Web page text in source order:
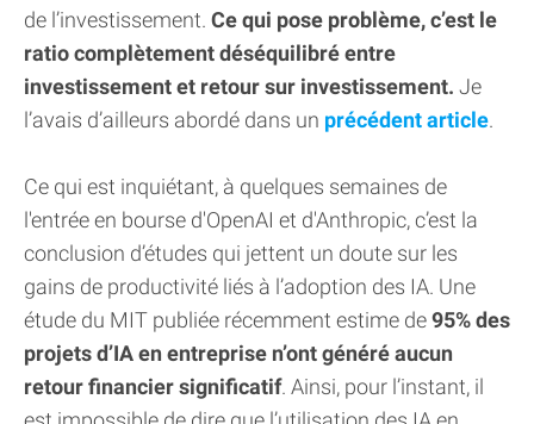
de l’investissement. Ce qui pose problème, c’est le
ratio complètement déséquilibré entre
investissement et retour sur investissement. Je
l’avais d’ailleurs abordé dans un précédent article.
Ce qui est inquiétant, à quelques semaines de
l'entrée en bourse d'OpenAI et d'Anthropic, c’est la
conclusion d’études qui jettent un doute sur les
gains de productivité liés à l’adoption des IA. Une
étude du MIT publiée récemment estime de95% des
projets d’IA en entreprise n’ont généré aucun
retour financier significatif. Ainsi, pour l’instant, il